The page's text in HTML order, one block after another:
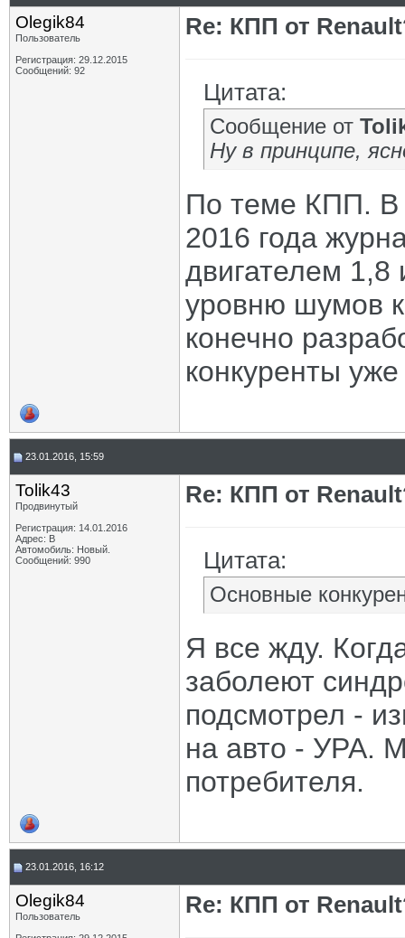
Olegik84
Пользователь
Регистрация: 29.12.2015
Сообщений: 92
Re: КПП от
Цитата:
Сообщение от
Ну в принципе,
По теме КПП. В
2016 года
двигателем 1,8
уровню шумов
конечно
конкуренты
23.01.2016, 15:59
Tolik43
Продвинутый
Регистрация: 14.01.2016
Адрес: В
Автомобиль: Новый.
Сообщений: 990
Re: КПП от
Цитата:
Основные
Я все жду.
заболеют
подсмотрел -
на авто - УРА.
потребителя.
23.01.2016, 16:12
Olegik84
Пользователь
Re: КПП от